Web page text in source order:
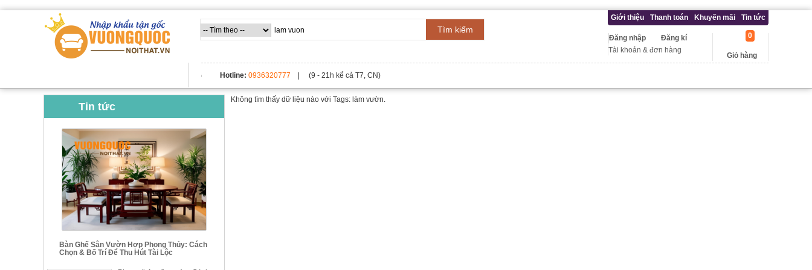
Tìm kiếm
Giới thiệu Thanh toán Khuyến mãi Tin tức
Đăng kí
Đăng nhập
Tài khoản & đơn hàng
Giỏ hàng
0
Hotline: 0936320777 | (9 - 21h kể cả T7, CN)
Tin tức
Bàn Ghế Sân Vườn Hợp Phong Thủy: Cách
Chọn & Bố Trí Để Thu Hút Tài Lộc
Không tìm thấy dữ liệu nào với Tags: làm vườn.